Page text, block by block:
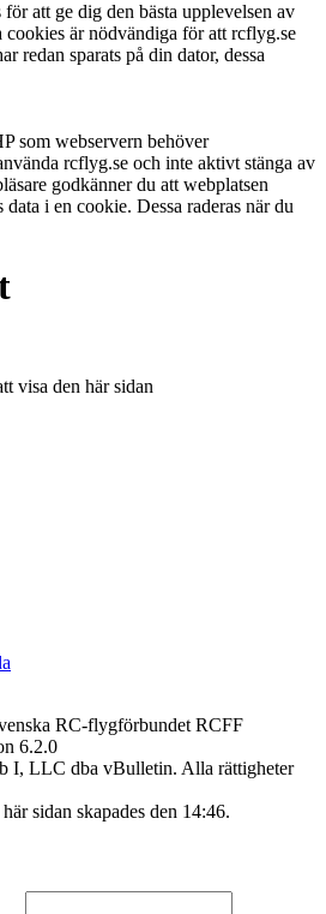
att ge dig den bästa upplevelsen av
cookies är nödvändiga för att rcflyg.se
redan sparats på din dator, dessa
som webservern behöver
rcflyg.se och inte aktivt stänga av
godkänner du att webplatsen
data i en cookie. Dessa raderas när du
visa den här sidan
RC-flygförbundet RCFF
6.2.0
I, LLC dba vBulletin. Alla rättigheter
sidan skapades den 14:46.